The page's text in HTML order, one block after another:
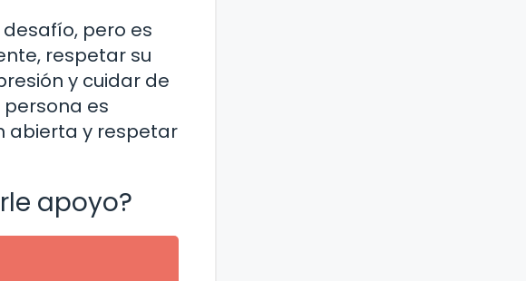
pero es
respetar su
y cuidar de
es
abierta y respetar
apoyo?